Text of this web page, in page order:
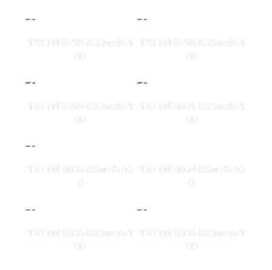
120 TN 0795-KS0web-1
00
120 TN 0798-KS5web-1
00
120 TN 0799-KS7web-1
00
120 TN 0801-KS5web-1
00
120 TN 0802-KSweb-10
0
120 TN 0804-KSweb-10
0
120 TN 0805-KS3web-1
00
120 TN 0806-KS3web-1
00